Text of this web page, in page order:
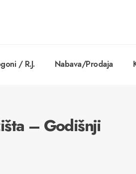
/ R.J. Nabava/Prodaja
– Godišnji